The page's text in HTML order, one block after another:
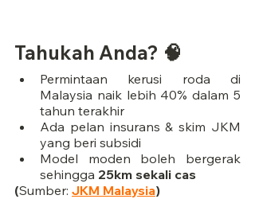
Tahukah Anda? 🧠
Permintaan kerusi roda di
Malaysia naik lebih 40% dalam 5
tahun terakhir
Ada pelan insurans & skim JKM
yang beri subsidi
Model moden boleh bergerak
sehingga 25km sekali cas
(Sumber: JKM Malaysia)